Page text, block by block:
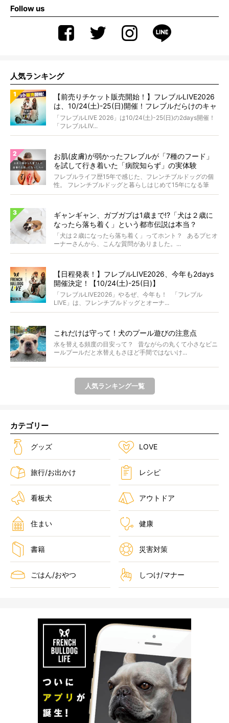
Follow us
人気ランキング
【前売りチケット販売開始！】フレブルLIVE2026
は、10/24(土)-25(日)開催！フレブルだらけのキャ
ンプ・前夜祭・バスプランも新登場!?
「フレブルLIVE 2026」は10/24(土)-25(日)の2days開催！
「フレブルLIV...
お肌(皮膚)が弱かったフレブルが「7種のフード」
を試して行き着いた「病院知らず」の実体験
フレブルライフ歴15年で感じた、フレンチブルドッグの個
性。 フレンチブルドッグと暮らしはじめて15年になる筆
者...
ギャンギャン、ガブガブは1歳まで!?「犬は２歳に
なったら落ち着く」という都市伝説は本当？
「犬は２歳になったら落ち着く」ってホント？ あるブヒオ
ーナーさんから、こんな質問がありました。...
【日程発表！】フレブルLIVE2026、今年も2days
開催決定！【10/24(土)-25(日)】
「フレブルLIVE2026」やるぜ、今年も！ 「フレブル
LIVE」は、フレンチブルドッグとオーナ...
これだけは守って！犬のプール遊びの注意点
水を替える頻度の目安って？ 昔ながらの丸くて小さなビニ
ールプールだと水替えもさほど手間ではないけ...
人気ランキング一覧
カテゴリー
グッズ LOVE
旅行/お出かけ レシピ
看板犬 アウトドア
住まい 健康
書籍 災害対策
ごはん/おやつ しつけ/マナー